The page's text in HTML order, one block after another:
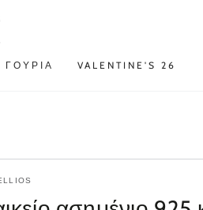
ΓΟΎΡΙΑ VALENTINE'S 26